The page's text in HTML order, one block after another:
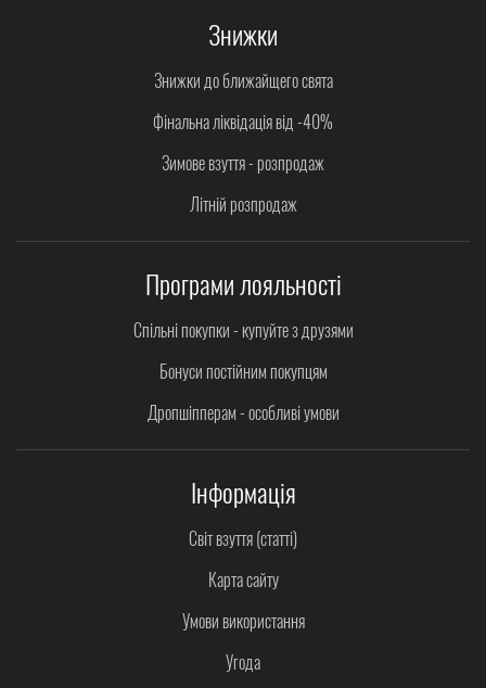
Знижки
Знижки до ближайщего свята
Фінальна ліквідація від -40%
Зимове взуття - розпродаж
Літній розпродаж
Програми лояльності
Спільні покупки - купуйте з друзями
Бонуси постійним покупцям
Дропшіпперам - особливі умови
Інформація
Світ взуття (статті)
Карта сайту
Умови використання
Угода